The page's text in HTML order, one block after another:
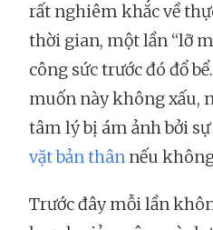
rất nghiêm khắc về
thời gian, một lần “lỡ
công sức trước đó đổ
muốn này không xấu,
tâm lý bị ám ảnh bởi
vặt bản thân nếu
Trước đây mỗi lần